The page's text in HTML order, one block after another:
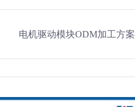
电机驱动模块ODM加工方案